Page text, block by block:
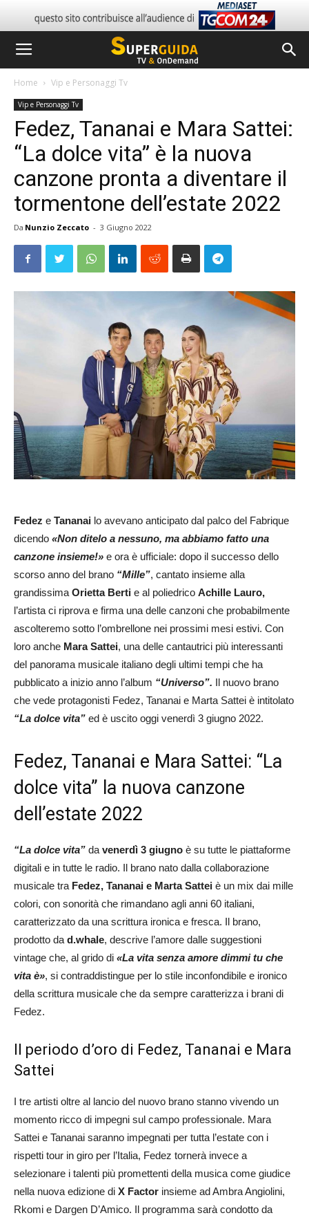
Home Vip e Personaggi Tv
Vip e Personaggi Tv
Fedez, Tananai e Mara Sattei:
“La dolce vita” è la nuova
canzone pronta a diventare il
tormentone dell’estate 2022
Da Nunzio Zeccato - 3 Giugno 2022
Fedez e Tananai lo avevano anticipato dal palco del Fabrique
dicendo «Non ditelo a nessuno, ma abbiamo fatto una
canzone insieme!» e ora è ufficiale: dopo il successo dello
scorso anno del brano “Mille”, cantato insieme alla
grandissima Orietta Berti e al poliedrico Achille Lauro,
l’artista ci riprova e firma una delle canzoni che probabilmente
ascolteremo sotto l’ombrellone nei prossimi mesi estivi. Con
loro anche Mara Sattei, una delle cantautrici più interessanti
del panorama musicale italiano degli ultimi tempi che ha
pubblicato a inizio anno l’album “Universo”. Il nuovo brano
che vede protagonisti Fedez, Tananai e Marta Sattei è intitolato
“La dolce vita” ed è uscito oggi venerdì 3 giugno 2022.
Fedez, Tananai e Mara Sattei: “La
dolce vita” la nuova canzone
dell’estate 2022
“La dolce vita” da venerdì 3 giugno è su tutte le piattaforme
digitali e in tutte le radio. Il brano nato dalla collaborazione
musicale tra Fedez, Tananai e Marta Sattei è un mix dai mille
colori, con sonorità che rimandano agli anni 60 italiani,
caratterizzato da una scrittura ironica e fresca. Il brano,
prodotto da d.whale, descrive l’amore dalle suggestioni
vintage che, al grido di «La vita senza amore dimmi tu che
vita è», si contraddistingue per lo stile inconfondibile e ironico
della scrittura musicale che da sempre caratterizza i brani di
Fedez.
Il periodo d’oro di Fedez, Tananai e Mara
Sattei
I tre artisti oltre al lancio del nuovo brano stanno vivendo un
momento ricco di impegni sul campo professionale. Mara
Sattei e Tananai saranno impegnati per tutta l’estate con i
rispetti tour in giro per l’Italia, Fedez tornerà invece a
selezionare i talenti più promettenti della musica come giudice
nella nuova edizione di X Factor insieme ad Ambra Angiolini,
Rkomi e Dargen D’Amico. Il programma sarà condotto da